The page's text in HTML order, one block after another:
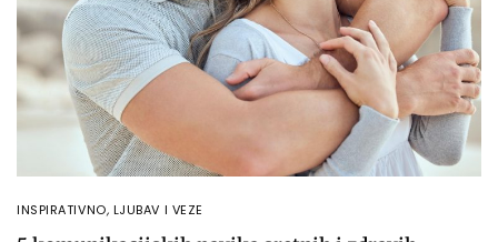
INSPIRATIVNO, LJUBAV I VEZE